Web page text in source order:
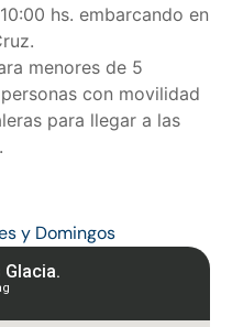
hs. embarcando en
menores de 5
con movilidad
para llegar a las
y Domingos